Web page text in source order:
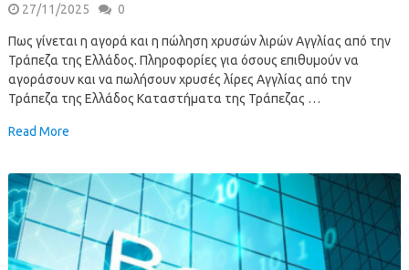
27/11/2025 0
Πως γίνεται η αγορά και η πώληση χρυσών λιρών Αγγλίας από την
Τράπεζα της Ελλάδος. Πληροφορίες για όσους επιθυμούν να
αγοράσουν και να πωλήσουν χρυσές λίρες Αγγλίας από την
Τράπεζα της Ελλάδος Καταστήματα της Τράπεζας …
Read More